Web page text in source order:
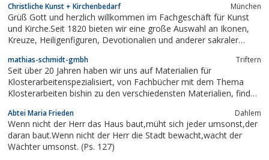
Christliche Kunst + Kirchenbedarf München
Grüß Gott und herzlich willkommen im Fachgeschäft für Kunst
und Kirche.Seit 1820 bieten wir eine große Auswahl an Ikonen,
Kreuze, Heiligenfiguren, Devotionalien und anderer sakraler
Messgewänder, Alben, Stolen, Soutanen, Collarhemden und
Priesterbekleidung.Auch liturgische...
mathias-schmidt-gmbh Triftern
Seit über 20 Jahren haben wir uns auf Materialien für
Klosterarbeitenspezialisiert, von Fachbücher mit dem Thema
Klosterarbeiten bishin zu den verschiedensten Materialien, finden
professionellerKlosterarbeiten notwendig ist!Selbsvertändlich
bekommen...
Abtei Maria Frieden Dahlem
Wenn nicht der Herr das Haus baut,müht sich jeder umsonst,der
daran baut.Wenn nicht der Herr die Stadt bewacht,wacht der
Wächter umsonst. (Ps. 127)